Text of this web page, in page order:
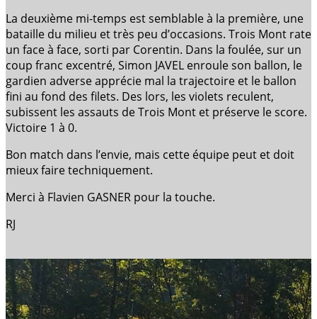
La deuxième mi-temps est semblable à la première, une
bataille du milieu et très peu d’occasions. Trois Mont rate
un face à face, sorti par Corentin. Dans la foulée, sur un
coup franc excentré, Simon JAVEL enroule son ballon, le
gardien adverse apprécie mal la trajectoire et le ballon
fini au fond des filets. Des lors, les violets reculent,
subissent les assauts de Trois Mont et préserve le score.
Victoire 1 à 0.
Bon match dans l’envie, mais cette équipe peut et doit
mieux faire techniquement.
Merci à Flavien GASNER pour la touche.
RJ